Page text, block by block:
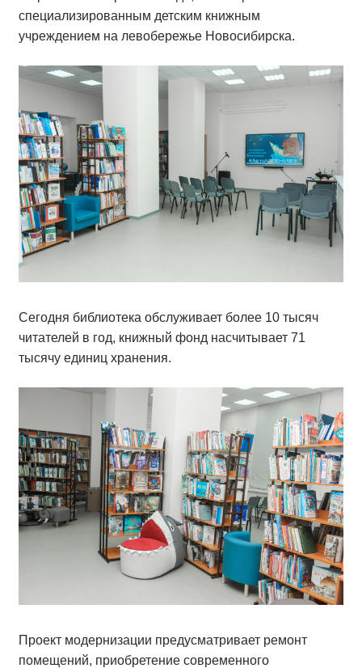
специализированным детским книжным
учреждением на левобережье Новосибирска.
Сегодня библиотека обслуживает более 10 тысяч
читателей в год, книжный фонд насчитывает 71
тысячу единиц хранения.
Проект модернизации предусматривает ремонт
помещений, приобретение современного